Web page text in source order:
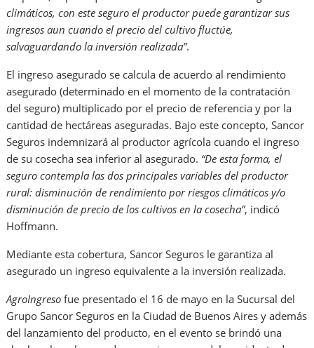
climáticos, con este seguro el productor puede garantizar sus
ingresos aun cuando el precio del cultivo fluctúe,
salvaguardando la inversión realizada”.
El ingreso asegurado se calcula de acuerdo al rendimiento
asegurado (determinado en el momento de la contratación
del seguro) multiplicado por el precio de referencia y por la
cantidad de hectáreas aseguradas. Bajo este concepto, Sancor
Seguros indemnizará al productor agrícola cuando el ingreso
de su cosecha sea inferior al asegurado. “De esta forma, el
seguro contempla las dos principales variables del productor
rural: disminución de rendimiento por riesgos climáticos y/o
disminución de precio de los cultivos en la cosecha”, indicó
Hoffmann.
Mediante esta cobertura, Sancor Seguros le garantiza al
asegurado un ingreso equivalente a la inversión realizada.
AgroIngreso fue presentado el 16 de mayo en la Sucursal del
Grupo Sancor Seguros en la Ciudad de Buenos Aires y además
del lanzamiento del producto, en el evento se brindó una